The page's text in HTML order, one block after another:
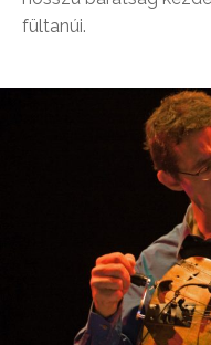
fültanúi.